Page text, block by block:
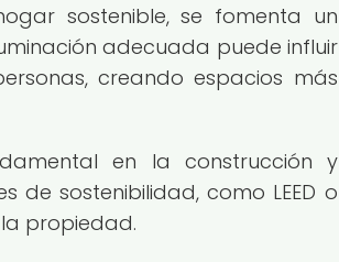
sostenible, se fomenta un
adecuada puede influir
creando espacios más
en la construcción y
de sostenibilidad, como LEED o
la propiedad.